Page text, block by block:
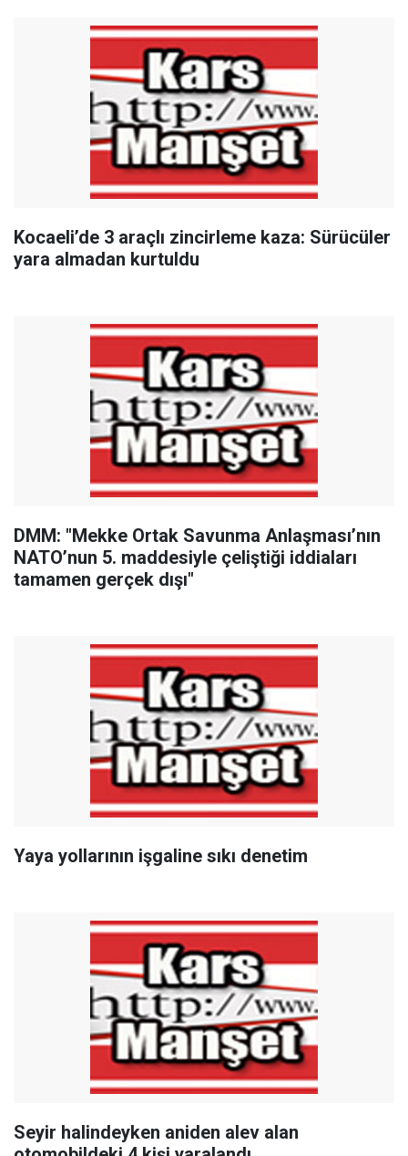
Kocaeli’de 3 araçlı zincirleme kaza: Sürücüler
yara almadan kurtuldu
DMM: "Mekke Ortak Savunma Anlaşması’nın
NATO’nun 5. maddesiyle çeliştiği iddiaları
tamamen gerçek dışı"
Yaya yollarının işgaline sıkı denetim
Seyir halindeyken aniden alev alan